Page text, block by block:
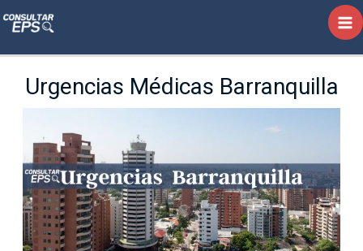
Ir
contenido
Urgencias Médicas Barranquilla